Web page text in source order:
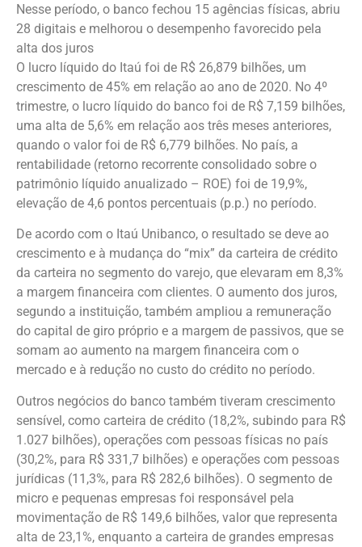
Nesse período, o banco fechou 15 agências físicas, abriu
28 digitais e melhorou o desempenho favorecido pela
alta dos juros
O lucro líquido do Itaú foi de R$ 26,879 bilhões, um
crescimento de 45% em relação ao ano de 2020. No 4º
trimestre, o lucro líquido do banco foi de R$ 7,159 bilhões,
uma alta de 5,6% em relação aos três meses anteriores,
quando o valor foi de R$ 6,779 bilhões. No país, a
rentabilidade (retorno recorrente consolidado sobre o
patrimônio líquido anualizado – ROE) foi de 19,9%,
elevação de 4,6 pontos percentuais (p.p.) no período.
De acordo com o Itaú Unibanco, o resultado se deve ao
crescimento e à mudança do “mix” da carteira de crédito
da carteira no segmento do varejo, que elevaram em 8,3%
a margem financeira com clientes. O aumento dos juros,
segundo a instituição, também ampliou a remuneração
do capital de giro próprio e a margem de passivos, que se
somam ao aumento na margem financeira com o
mercado e à redução no custo do crédito no período.
Outros negócios do banco também tiveram crescimento
sensível, como carteira de crédito (18,2%, subindo para R$
1.027 bilhões), operações com pessoas físicas no país
(30,2%, para R$ 331,7 bilhões) e operações com pessoas
jurídicas (11,3%, para R$ 282,6 bilhões). O segmento de
micro e pequenas empresas foi responsável pela
movimentação de R$ 149,6 bilhões, valor que representa
alta de 23,1%, enquanto a carteira de grandes empresas